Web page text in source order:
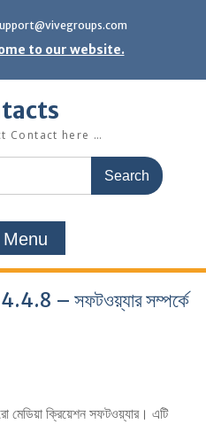
to our website.
Contact here …
Menu
– সফটওয়্যার সম্পর্কে
মেডিয়া ক্রিয়েশন সফটওয়্যার। এটি